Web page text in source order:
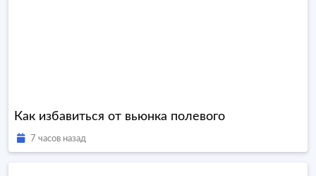
Как избавиться от вьюнка полевого
7 часов назад